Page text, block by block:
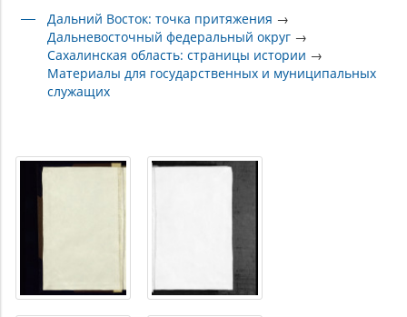
Дальний Восток: точка притяжения →
Дальневосточный федеральный округ →
Сахалинская область: страницы истории →
Материалы для государственных и муниципальных
служащих